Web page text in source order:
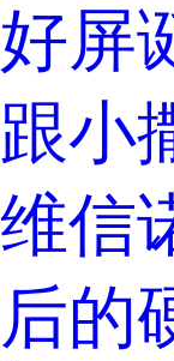
好
跟小
维信
后的